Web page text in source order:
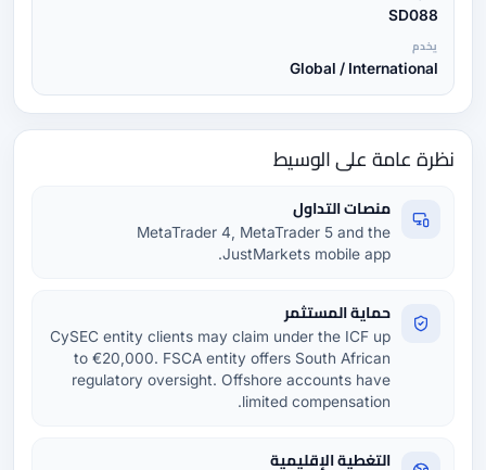
SD088
يخدم
Global / International
نظرة عامة على الوسيط
منصات التداول
MetaTrader 4, MetaTrader 5 and the
JustMarkets mobile app.
حماية المستثمر
CySEC entity clients may claim under the ICF up
to €20,000. FSCA entity offers South African
regulatory oversight. Offshore accounts have
limited compensation.
التغطية الإقليمية